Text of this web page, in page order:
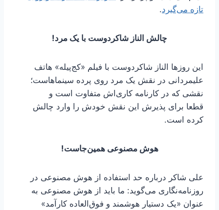
تازه می‌گیرد.
چالش الناز شاکردوست با یک مرد!
این روزها الناز شاکردوست با فیلم «کج‌پیله» هاتف
علیمردانی در نقش یک مرد روی پرده سینماهاست؛
نقشی که در کارنامه کاری‌اش متفاوت است و
قطعا برای پذیرش این نقش خودش را وارد چالش
کرده است.
هوش مصنوعی همین‌جاست!
علی شاکر درباره حد استفاده از هوش مصنوعی در
روزنامه‌نگاری می‌گوید: ما باید از هوش مصنوعی به
عنوان «یک دستیار هوشمند و فوق‌العاده کارآمد»